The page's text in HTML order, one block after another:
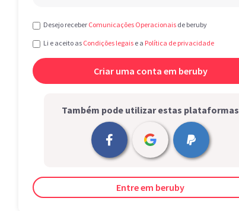
Desejo receber Comunicações Operacionais de beruby
Li e aceito as Condições legais e a Política de privacidade
Também pode utilizar estas plataformas
Entre em beruby